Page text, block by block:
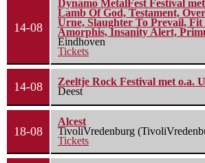
14-08
Dynamo MetalFest Festival
Lamb Of God, Testament,
Urne, Slaughter To Prevail,
Amorphis, Insanity Alert,
Eindhoven
Tickets
14-08
Zeeltje Rock Festival met o.a.
Deest
18-08
Alcest
TivoliVredenburg
Tickets